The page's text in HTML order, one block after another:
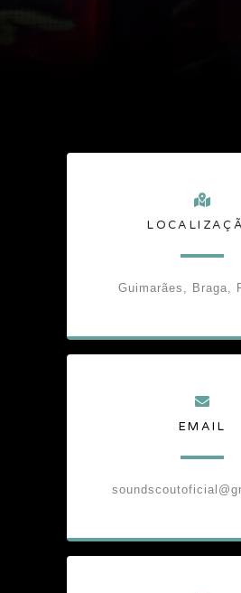
Guimarães, Braga,
EMAIL